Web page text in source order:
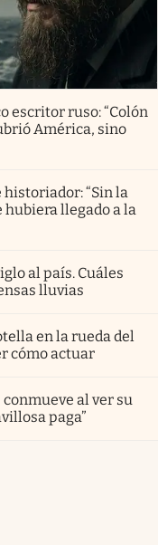
escritor ruso: “Colón
América, sino
“Sin la
llegado a la
al país. Cuáles
lluvias
en la rueda del
cómo actuar
conmueve al ver su
paga”